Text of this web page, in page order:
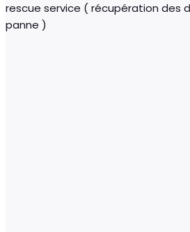
rescue service ( récupération des
panne )